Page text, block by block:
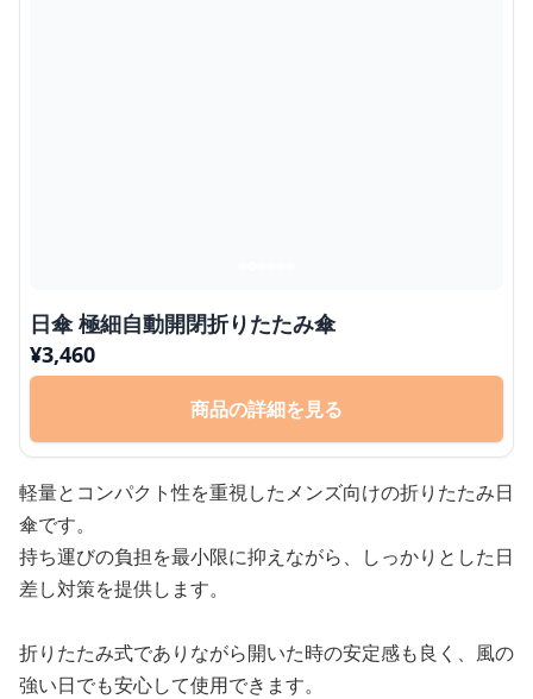
日傘 極細自動開閉折りたたみ傘
¥3,460
商品の詳細を見る
軽量とコンパクト性を重視したメンズ向けの折りたたみ日
傘です。
持ち運びの負担を最小限に抑えながら、しっかりとした日
差し対策を提供します。
折りたたみ式でありながら開いた時の安定感も良く、風の
強い日でも安心して使用できます。